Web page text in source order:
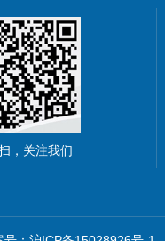
，关注我们